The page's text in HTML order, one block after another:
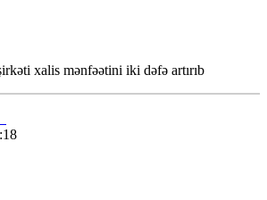
xalis mənfəətini iki dəfə artırıb